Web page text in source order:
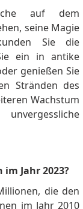
auf dem
seine Magie
Sie die
ein in antike
genießen Sie
Stränden des
Wachstum
Jahr 2023?
die den
im Jahr 2010